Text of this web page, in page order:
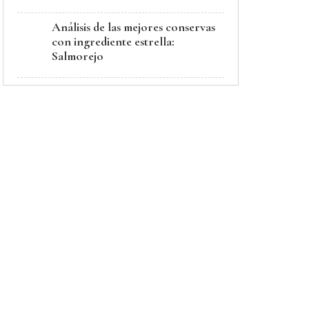
Análisis de las mejores conservas
con ingrediente estrella:
Salmorejo